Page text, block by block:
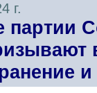
г.
партии